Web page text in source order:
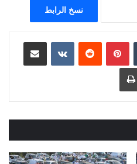
نسخ الرابط
‏Tumblr بينتيريست
‏Reddit
‏VKontakte مشاركة عبر البريد
طباعة